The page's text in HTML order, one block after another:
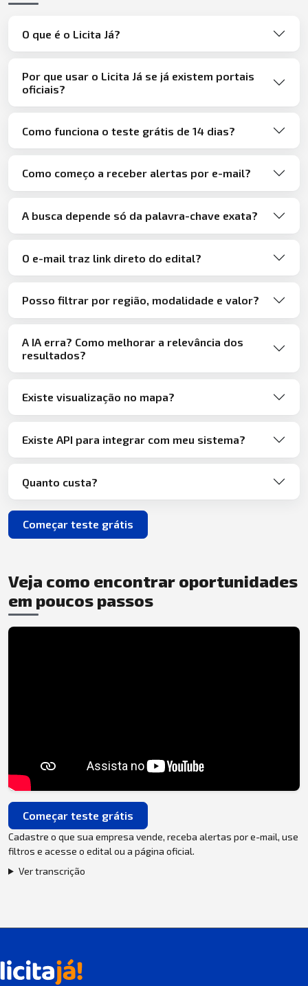
O que é o Licita Já?
Por que usar o Licita Já se já existem portais
oficiais?
Como funciona o teste grátis de 14 dias?
Como começo a receber alertas por e-mail?
A busca depende só da palavra-chave exata?
O e-mail traz link direto do edital?
Posso filtrar por região, modalidade e valor?
A IA erra? Como melhorar a relevância dos
resultados?
Existe visualização no mapa?
Existe API para integrar com meu sistema?
Quanto custa?
Começar teste grátis
Veja como encontrar oportunidades
em poucos passos
Começar teste grátis
Cadastre o que sua empresa vende, receba alertas por e-mail, use
filtros e acesse o edital ou a página oficial.
Ver transcrição